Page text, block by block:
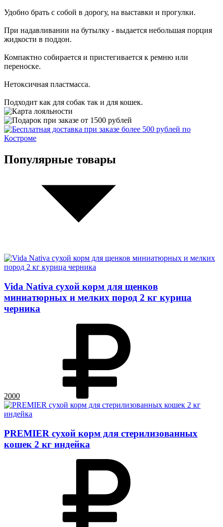
Удобно брать с собой в дорогу, на выставки и прогулки.
При надавливании на бутылку - выдается небольшая порция
жидкости в поддон.
Компактно собирается и пристегивается к ремню или
переноске.
Нетоксичная пластмасса.
Подходит как для собак так и для кошек.
Популярные товары
Vida Nativa сухой корм для щенков
миниатюрных и мелких пород 2 кг курица
черника
2000
PREMIER сухой корм для стерилизованных
кошек 2 кг индейка